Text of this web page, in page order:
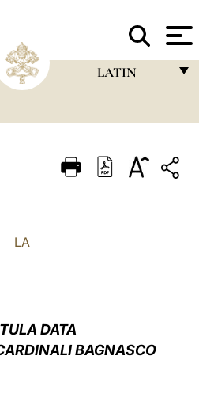
LATIN
ITALIANO
中文
LA
DATA
BAGNASCO